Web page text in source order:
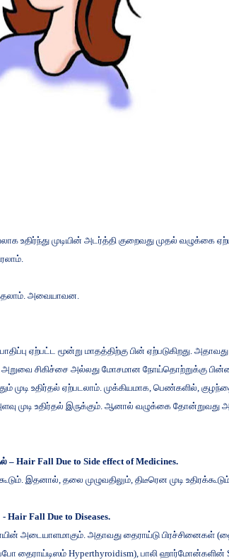
உதிர்ந்து முடியின் அடர்த்தி குறைவது முதல் வழுக்கை
.
. அவையாவன
பாதிப்பு ஏற்பட்ட மூன்று மாதத்திற்கு பின் ஏற்படுகிறது. அதாவது
அறுவை சிகிச்சை அல்லது மோசமான நோய்தொற்றுக்கு
முடி உதிர்தல் ஏற்படலாம். முக்கியமாக, பெண்களில்
முடி உதிர்தல் இருக்கும். ஆனால் வழுக்கை தோன்றுவது
– Hair Fall Due to Side effect of Medicines.
. இதனால் தலை முழுவதிலும், திடீரென முடி
Hair Fall Due to Diseases.
அடையாளமாகும். அதாவது தைராய்டு பிரச்சினைகள்(
தைராய்டிஸம்Hyperthyroidism), பாலி ஹார்மோன்களின்